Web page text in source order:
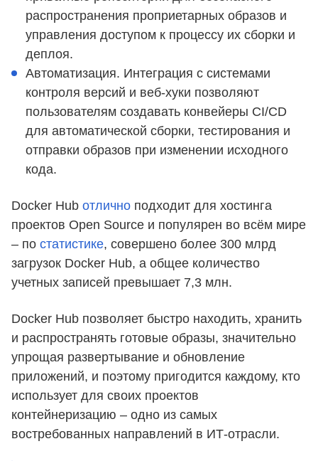
распространения проприетарных образов и
управления доступом к процессу их сборки и
деплоя.
Автоматизация. Интеграция с системами
контроля версий и веб-хуки позволяют
пользователям создавать конвейеры CI/CD
для автоматической сборки, тестирования и
отправки образов при изменении исходного
кода.
Docker Hub отлично подходит для хостинга
проектов Open Source и популярен во всём мире
– по статистике, совершено более 300 млрд
загрузок Docker Hub, а общее количество
учетных записей превышает 7,3 млн.
Docker Hub позволяет быстро находить, хранить
и распространять готовые образы, значительно
упрощая развертывание и обновление
приложений, и поэтому пригодится каждому, кто
использует для своих проектов
контейнеризацию – одно из самых
востребованных направлений в ИТ-отрасли.